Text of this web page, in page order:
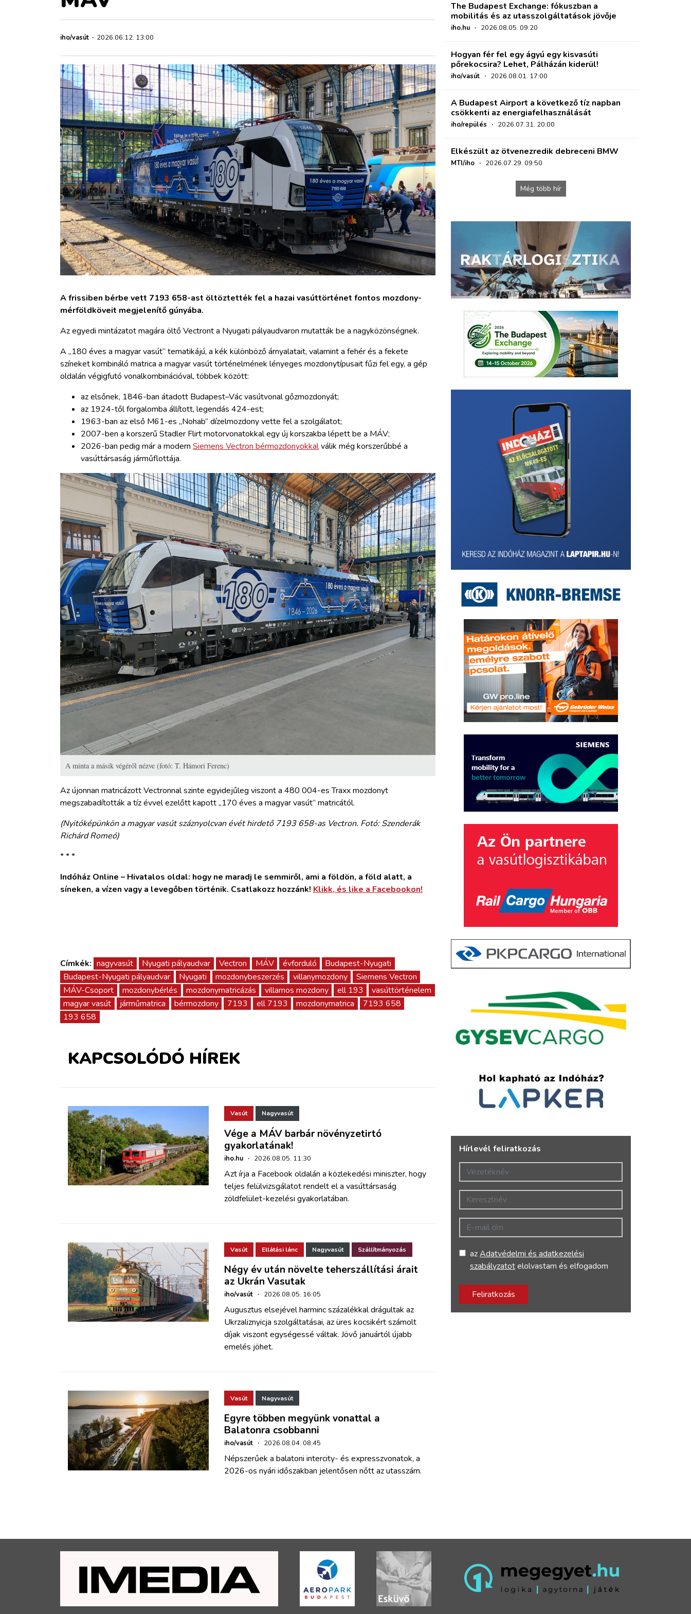
HAJÓZÁS
ARCHÍVUM
WEBSHOP
BELÉPÉS
REGISZTRÁCIÓ
iho/vasút · 2026.06.12. 13:00
A frissiben bérbe vett 7193 658-ast öltöztették fel a hazai vasúttörténet fontos mozdony-
mérföldköveit megjelenítő gúnyába.
Az egyedi mintázatot magára öltő Vectront a Nyugati pályaudvaron mutatták be a nagyközönségnek.
A „180 éves a magyar vasút” tematikájú, a kék különböző árnyalatait, valamint a fehér és a fekete
színeket kombináló matrica a magyar vasút történelmének lényeges mozdonytípusait fűzi fel egy, a gép
oldalán végigfutó vonalkombinációval, többek között:
az elsőnek, 1846-ban átadott Budapest–Vác vasútvonal gőzmozdonyát;
az 1924-től forgalomba állított, legendás 424-est;
1963-ban az első M61-es „Nohab” dízelmozdony vette fel a szolgálatot;
2007-ben a korszerű Stadler Flirt motorvonatokkal egy új korszakba lépett be a MÁV;
2026-ban pedig már a modern Siemens Vectron bérmozdonyokkalválik még korszerűbbé a
vasúttársaság járműflottája.
A minta a másik végéről nézve (fotó: T. Hámori Ferenc)
Az újonnan matricázott Vectronnal szinte egyidejűleg viszont a 480 004-es Traxx mozdonyt
megszabadították a tíz évvel ezelőtt kapott „170 éves a magyar vasút” matricától.
(Nyitóképünkön a magyar vasút száznyolcvan évét hirdető 7193 658-as Vectron. Fotó: Szenderák
Richárd Romeó)
* * *
Indóház Online – Hivatalos oldal: hogy ne maradj le semmiről, ami a földön, a föld alatt, a
síneken, a vízen vagy a levegőben történik. Csatlakozz hozzánk! Klikk, és like a Facebookon!
Címkék: nagyvasút Nyugati pályaudvar Vectron MÁV évforduló
Budapest-Nyugati
Budapest-Nyugati pályaudvar
Nyugati mozdonybeszerzés villanymozdony
Siemens Vectron
MÁV-Csoport
mozdonybérlés mozdonymatricázás villamos mozdony ell 193
vasúttörténelem
magyar vasút
járműmatrica bérmozdony 7193 ell 7193 mozdonymatrica
7193 658
193 658
KAPCSOLÓDÓ HÍREK
Vasút Nagyvasút
Vége a MÁV barbár növényzetirtó
gyakorlatának!
iho.hu · 2026.08.05. 11:30
Azt írja a Facebook oldalán a közlekedési miniszter, hogy
teljes felülvizsgálatot rendelt el a vasúttársaság
zöldfelület-kezelési gyakorlatában.
Vasút Ellátási lánc Nagyvasút Szállítmányozás
Négy év után növelte teherszállítási árait
az Ukrán Vasutak
iho/vasút · 2026.08.05. 16:05
Augusztus elsejével harminc százalékkal drágultak az
Ukrzaliznyicja szolgáltatásai, az üres kocsikért számolt
díjak viszont egységessé váltak. Jövő januártól újabb
emelés jöhet.
Vasút Nagyvasút
Egyre többen megyünk vonattal a
Balatonra csobbanni
iho/vasút · 2026.08.04. 08:45
Népszerűek a balatoni intercity- és expresszvonatok, a
2026-os nyári időszakban jelentősen nőtt az utasszám.
The Budapest Exchange: fókuszban a
mobilitás és az utasszolgáltatások jövője
iho.hu · 2026.08.05. 09:20
Hogyan fér fel egy ágyú egy kisvasúti
pőrekocsira? Lehet, Pálházán kiderül!
iho/vasút · 2026.08.01. 17:00
A Budapest Airport a következő tíz napban
csökkenti az energiafelhasználását
iho/repülés · 2026.07.31. 20:00
Elkészült az ötvenezredik debreceni BMW
MTI/iho · 2026.07.29. 09:50
Még több hír
Hírlevél feliratkozás
Vezetéknév
Keresztnév
E-mail cím
azAdatvédelmi és adatkezelési
szabályzatotelolvastam és elfogadom
Feliratkozás